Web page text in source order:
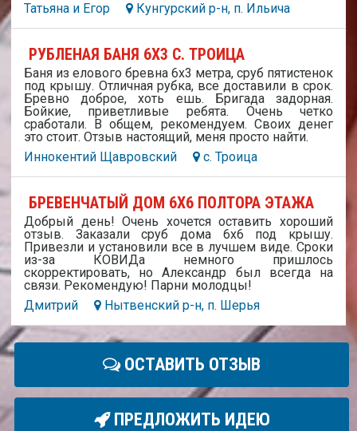
Татьяна и Егор
Кунгурский р-н, п. Ильича
РУБЛЕНАЯ БАНЯ 6Х3 С. ТРОИЦА
Баня из елового бревна 6х3 метра, сруб пятистенок
под крышу. Отличная рубка, все доставили в срок.
Бревно доброе, хоть ешь. Бригада задорная.
Бойкие, приветливые ребята. Очень четко
сработали. В общем, рекомендуем. Своих денег
это стоит. Отзыв настоящий, меня просто найти.
Иннокентий Щавровский
с. Троица
БРЕВЕНЧАТЫЙ ДОМ 6Х6 ПОЛТОРА ЭТАЖА
Добрый день! Очень хочется оставить хороший
отзыв. Заказали сруб дома 6х6 под крышу.
Привезли и установили все в лучшем виде. Сроки
из-за КОВИДа немного пришлось
скорректировать, но Александр был всегда на
связи. Рекомендую! Парни молодцы!
Дмитрий
Нытвенский р-н, п. Шерья
ОСТАВИТЬ ОТЗЫВ
ПРЕДЛОЖИТЬ ИДЕЮ